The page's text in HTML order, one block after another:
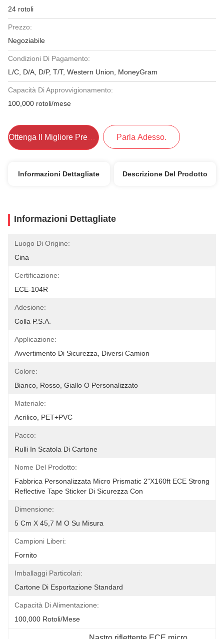
24 rotoli
Prezzo:
Negoziabile
Condizioni Di Pagamento:
L/C, D/A, D/P, T/T, Western Union, MoneyGram
Capacità Di Approvvigionamento:
100,000 rotoli/mese
Ottenga Il Migliore Prezzo Parla Adesso.
Informazioni Dettagliate Descrizione Del Prodotto
Informazioni Dettagliate
Luogo Di Origine:
Cina
Certificazione:
ECE-104R
Adesione:
Colla P.S.A.
Applicazione:
Avvertimento Di Sicurezza, Diversi Camion
Colore:
Bianco, Rosso, Giallo O Personalizzato
Materiale:
Acrilico, PET+PVC
Pacco:
Rulli In Scatola Di Cartone
Nome Del Prodotto:
Fabbrica Personalizzata Micro Prismatic 2"X160ft ECE Strong
Reflective Tape Sticker Di Sicurezza Con
Dimensione:
5 Cm X 45,7 M O Su Misura
Campioni Liberi:
Fornito
Imballaggi Particolari:
Cartone Di Esportazione Standard
Capacità Di Alimentazione:
100,000 Rotoli/mese